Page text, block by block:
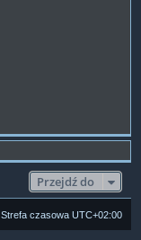
Przejdź do
Strefa czasowa UTC+02:00